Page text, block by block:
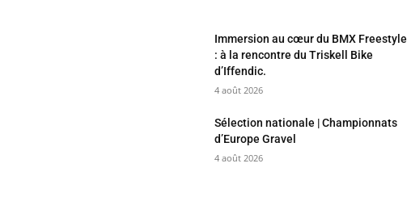
Immersion au cœur du BMX Freestyle
: à la rencontre du Triskell Bike
d’Iffendic.
4 août 2026
Sélection nationale | Championnats
d’Europe Gravel
4 août 2026